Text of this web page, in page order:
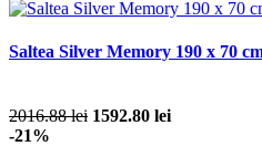
Saltea Silver Memory 190 x 70
2016.88 lei 1592.80 lei
-21%